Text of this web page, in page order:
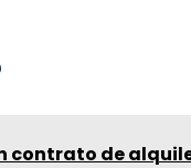
contrato de